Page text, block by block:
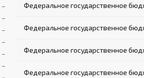
Федеральное государственное
Федеральное государственное
Федеральное государственное
Федеральное государственное